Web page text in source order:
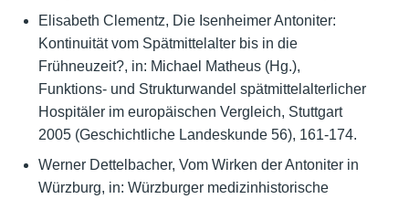
Elisabeth Clementz, Die Isenheimer Antoniter:
Kontinuität vom Spätmittelalter bis in die
Frühneuzeit?, in: Michael Matheus (Hg.),
Funktions- und Strukturwandel spätmittelalterlicher
Hospitäler im europäischen Vergleich, Stuttgart
2005 (Geschichtliche Landeskunde 56), 161-174.
Werner Dettelbacher, Vom Wirken der Antoniter in
Würzburg, in: Würzburger medizinhistorische